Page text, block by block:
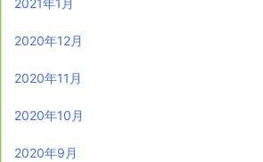
2021年1月
2020年12月
2020年11月
2020年10月
2020年9月